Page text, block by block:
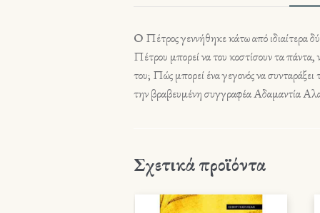
Ο Πέτρος γεννήθηκε κάτω από ιδιαίτερα
Πέτρου μπορεί να του κοστίσουν τα πάντα,
του; Πώς μπορεί ένα γεγονός να
την βραβευμένη συγγραφέα Αδαμαντία
Σχετικά προϊόντα